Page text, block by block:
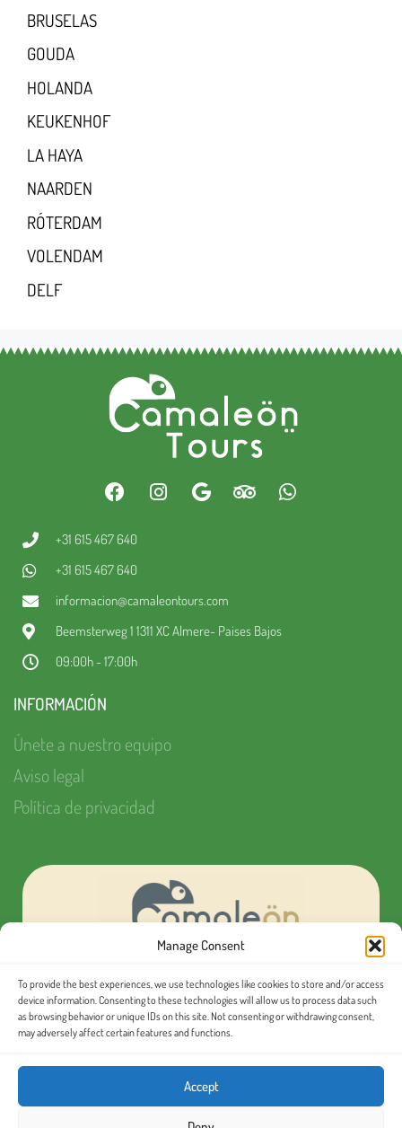
Manage Consent
To provide the best experiences, we use technologies like cookies to store and/or access
device information. Consenting to these technologies will allow us to process data such
as browsing behavior or unique IDs on this site. Not consenting or withdrawing consent,
may adversely affect certain features and functions.
Accept
BRUSELAS
GOUDA
HOLANDA
KEUKENHOF
LA HAYA
NAARDEN
RÓTERDAM
VOLENDAM
DELF
+31 615 467 640
+31 615 467 640
informacion@camaleontours.com
Beemsterweg 1 1311 XC Almere- Paises Bajos
09:00h - 17:00h
INFORMACIÓN
Únete a nuestro equipo
Aviso legal
Política de privacidad
¿Quieres organizar tu próximo evento MICE?
Conoce nuestras
excursiones en español